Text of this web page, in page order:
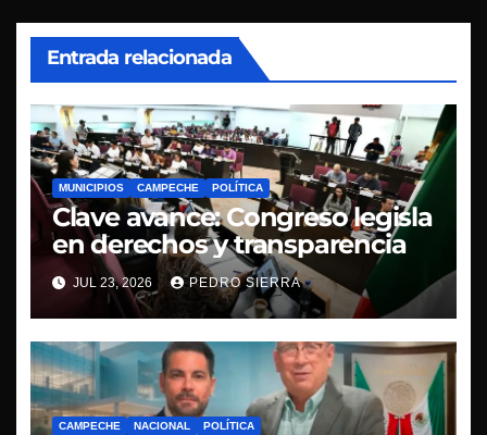
Entrada relacionada
MUNICIPIOS CAMPECHE POLÍTICA
Clave avance: Congreso legisla
en derechos y transparencia
JUL 23, 2026 PEDRO SIERRA
CAMPECHE NACIONAL POLÍTICA